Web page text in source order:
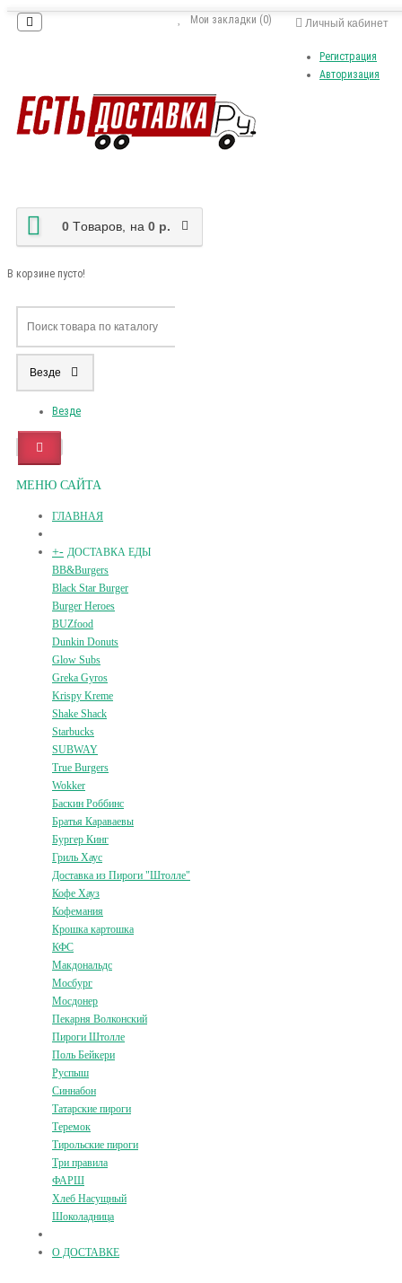
Личный кабинет
Регистрация
Авторизация
Мои закладки (0)
0 Tоваров, на 0 р.
В корзине пусто!
Везде
Везде
МЕНЮ САЙТА
ГЛАВНАЯ
+- ДОСТАВКА ЕДЫ
BB&Burgers
Black Star Burger
Burger Heroes
BUZfood
Dunkin Donuts
Glow Subs
Greka Gyros
Krispy Kreme
Shake Shack
Starbucks
SUBWAY
True Burgers
Wokker
Баскин Роббинс
Братья Караваевы
Бургер Кинг
Гриль Хаус
Доставка из Пироги "Штолле"
Кофе Хауз
Кофемания
Крошка картошка
КФС
Макдональдс
Мосбург
Мосдонер
Пекарня Волконский
Пироги Штолле
Поль Бейкери
Руспыш
Синнабон
Татарские пироги
Теремок
Тирольские пироги
Три правила
ФАРШ
Хлеб Насущный
Шоколадница
О ДОСТАВКЕ